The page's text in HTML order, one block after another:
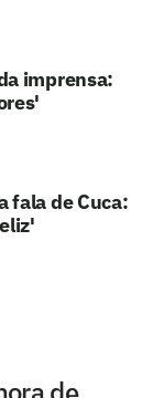
imprensa:
fala de Cuca: